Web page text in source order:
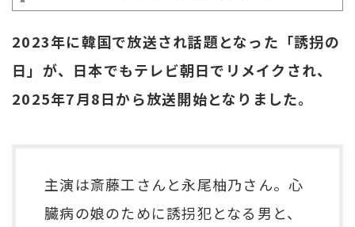
2023年に韓国で放送され話題となった「誘拐の
日」が、日本でもテレビ朝日でリメイクされ、
2025年7月8日から放送開始となりました。
主演は斎藤工さんと永尾柚乃さん。心
臓病の娘のために誘拐犯となる男と、